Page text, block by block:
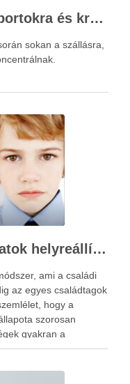
Utasbiztosítás extrém sportokra és krónikus betegségek esetén: mire figyelj utazás előtt?
sokan a szállásra,
Családterápia a kapcsolatok helyreállításért
ami a családi
az egyes családtagok
hogy a
szorosan
gyakran a
A családterápia